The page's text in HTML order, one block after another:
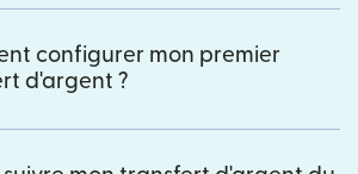
configurer mon premier
d'argent ?